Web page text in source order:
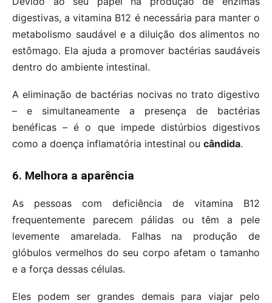
digestivas, a vitamina B12 é necessária para manter o
metabolismo saudável e a diluição dos alimentos no
estômago. Ela ajuda a promover bactérias saudáveis
dentro do ambiente intestinal.
A eliminação de bactérias nocivas no trato digestivo
– e simultaneamente a presença de bactérias
benéficas – é o que impede distúrbios digestivos
como a doença inflamatória intestinal ou cândida.
6. Melhora a aparência
As pessoas com deficiência de vitamina B12
frequentemente parecem pálidas ou têm a pele
levemente amarelada. Falhas na produção de
glóbulos vermelhos do seu corpo afetam o tamanho
e a força dessas células.
Eles podem ser grandes demais para viajar pelo